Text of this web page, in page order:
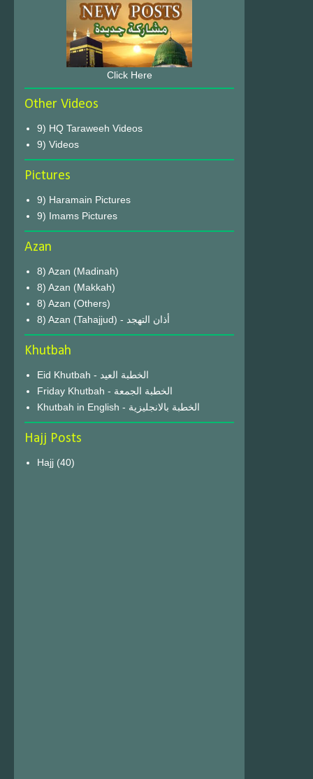
Click Here
Other Videos
9) HQ Taraweeh Videos
9) Videos
Pictures
9) Haramain Pictures
9) Imams Pictures
Azan
8) Azan (Madinah)
8) Azan (Makkah)
8) Azan (Others)
8) Azan (Tahajjud) - أذان التهجد
Khutbah
Eid Khutbah - الخطبة العيد
Friday Khutbah - الخطبة الجمعة
Khutbah in English - الخطبة بالانجليزية
Hajj Posts
Hajj (40)